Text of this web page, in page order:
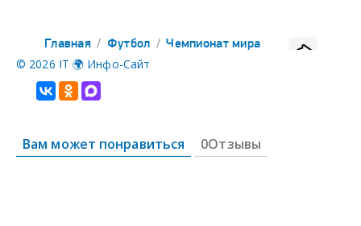
© 2026 IT 🌍 Инфо-Сайт
Вам может понравиться 0Отзывы